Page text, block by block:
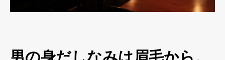
男の身だしなみは眉毛から。